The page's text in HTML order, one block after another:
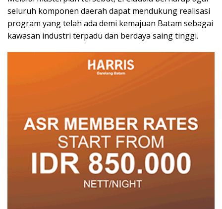
seluruh komponen daerah dapat mendukung realisasi
program yang telah ada demi kemajuan Batam sebagai
kawasan industri terpadu dan berdaya saing tinggi.